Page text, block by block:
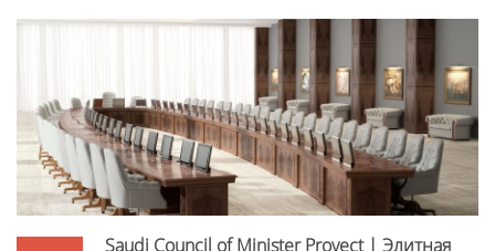
Saudi Council of Minister Proyect | Элитная